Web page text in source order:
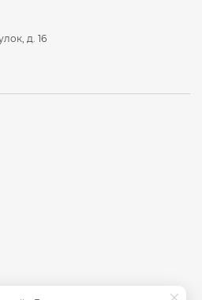
д. 16